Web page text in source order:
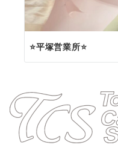
⭐️平塚営業所⭐️